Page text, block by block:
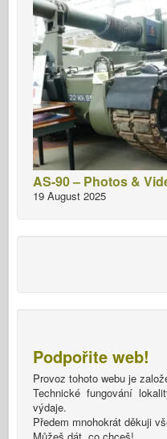
AS-90 – Photos &
19 August 2025
Podpořite web!
Provoz tohoto webu je
Technické fungování
výdaje.
Předem mnohokrát děkuji